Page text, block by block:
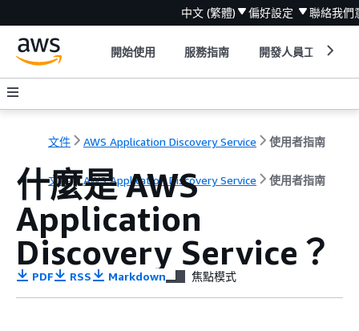
中文 (繁體) 偏好設定 聯絡我們
開始使用 服務指南 開發人員工具
文件 AWS Application Discovery Service 使用者指南
文件 AWS Application Discovery Service 使用者指南
什麼是 AWS
Application
Discovery Service？
PDF RSS Markdown 焦點模式